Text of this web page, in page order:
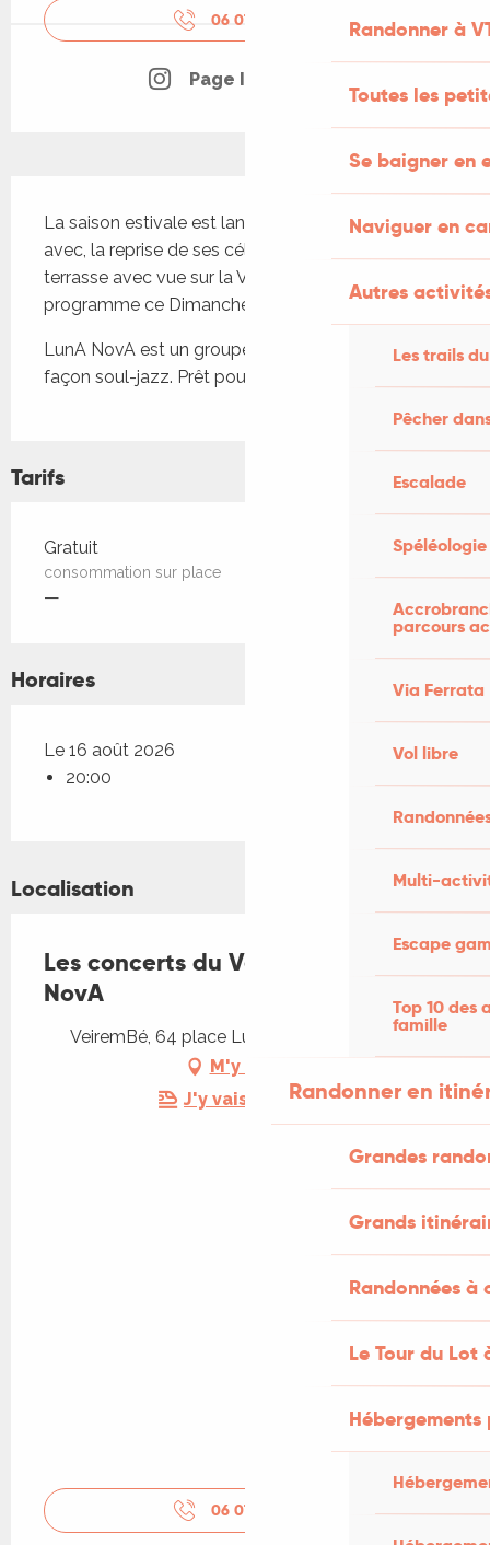
Randonner à
Toutes les
Se baigner en
Naviguer en
Autres
Les trails
Pêcher
Escalade
Spéléologie
parcours
Via Ferrata
Vol libre
Multi-
Escape
Top 10 des
famille
Randonner en
Grandes
Grands
Randonnées
Le Tour du Lot
06 07 81 11
Page Instagram
La saison estivale est lancée au Veirem Bé, et
avec, la reprise de ses célèbres concerts sur la
terrasse avec vue sur la Vallée de la Dordogne. Au
programme ce Dimanche 16 Août : LunA NovA
LunA NovA est un groupe corrézien de reprises
façon soul-jazz. Prêt pour un soft-trip ? Let's go !!
Tarifs
Tarifs 2026
Gratuit
consommation sur place
—
Horaires
Le 16 août 2026
20:00
Localisation
Les concerts du Veirem Bé : LunA
NovA
VeiremBé, 64 place Lucturius, 46110 Vayrac
M'y rendre
J'y vais en train !
06 07 81 11